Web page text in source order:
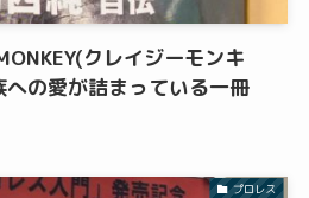
クレイジーモンキ
の愛が詰まっている一冊
プロレス